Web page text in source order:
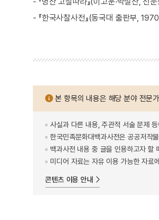
- 『한국사찰사전』(동국대 출판부,
본 항목의 내용은 해당 분야 전문
사실과 다른 내용, 주관적 서술 문제
한국민족문화대백과사전은 공공저작
백과사전 내용 중 글을 인용하고자
미디어 자료는 자유 이용 가능한 자료
콘텐츠 이용 안내